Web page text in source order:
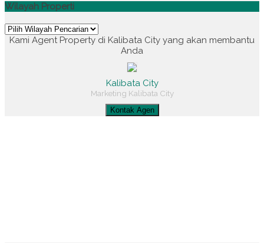
Wilayah Properti
Kami Agent Property di Kalibata City yang akan membantu
Anda
Kalibata City
Marketing Kalibata City
Kontak Agen